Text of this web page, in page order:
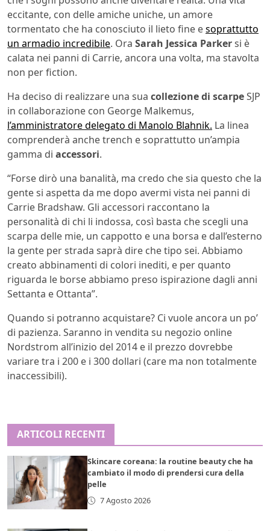
eccitante, con delle amiche uniche, un amore
tormentato che ha conosciuto il lieto fine esoprattutto
un armadio incredibile. Ora Sarah Jessica Parkersi è
calata nei panni di Carrie, ancora una volta, ma stavolta
non per fiction.
Ha deciso di realizzare una sua collezione di scarpeSJP
in collaborazione con George Malkemus,
l’amministratore delegato di Manolo Blahnik. La linea
comprenderà anche trench e soprattutto un’ampia
gamma di accessori.
“Forse dirò una banalità, ma credo che sia questo che la
gente si aspetta da me dopo avermi vista nei panni di
Carrie Bradshaw. Gli accessori raccontano la
personalità di chi li indossa, così basta che scegli una
scarpa delle mie, un cappotto e una borsa e dall’esterno
la gente per strada saprà dire che tipo sei. Abbiamo
creato abbinamenti di colori inediti, e per quanto
riguarda le borse abbiamo preso ispirazione dagli anni
Settanta e Ottanta”.
Quando si potranno acquistare? Ci vuole ancora un po’
di pazienza. Saranno in vendita su negozio online
Nordstrom all’inizio del 2014 e il prezzo dovrebbe
variare tra i 200 e i 300 dollari (care ma non totalmente
inaccessibili).
ARTICOLI RECENTI
Skincare coreana: la routine beauty che ha
cambiato il modo di prendersi cura della
pelle
7 Agosto 2026